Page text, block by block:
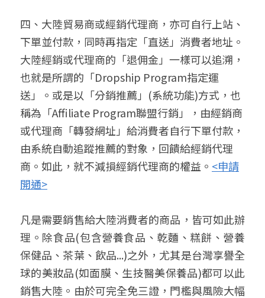
四、大陸貿易商或經銷代理商，亦可自行上站、
下單並付款，同時再指定「直送」消費者地址。
大陸經銷或代理商的「退佣金」一樣可以追溯，
也就是所謂的「Dropship Program指定運
送」。或是以「分銷推薦」(系統功能)方式，也
稱為「Affiliate Program聯盟行銷」，由經銷商
或代理商「轉發網址」給消費者自行下單付款，
由系統自動追蹤推薦的對象，回饋給經銷代理
商。如此，就不減損經銷代理商的權益。 <申請
開通>
凡是需要銷售給大陸消費者的商品，皆可如此辦
理。除食品(包含營養食品、乾麵、糕餅、營養
保健品、茶葉、飲品...)之外，尤其是台灣享譽全
球的美妝品(如面膜、生技醫美保養品)都可以此
銷售大陸。由於可完全免三證，門檻與風險大幅